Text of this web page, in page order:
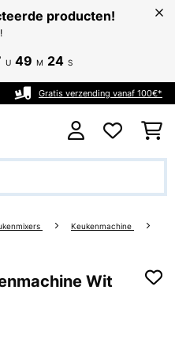
producten!
U 49 M 24 S
Gratis verzending vanaf 100€*
Keukenmachine
Wit